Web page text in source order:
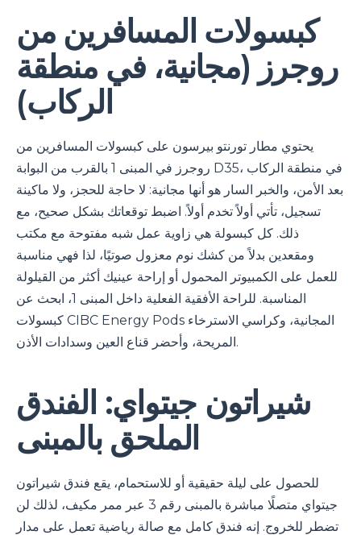
كبسولات المسافرين من
روجرز (مجانية، في منطقة
الركاب)
يحتوي مطار تورنتو بيرسون على كبسولات المسافرين من
روجرز في المبنى 1 بالقرب من البوابة D35، في منطقة الركاب
بعد الأمن، والخبر السار هو أنها مجانية: لا حاجة للحجز، ولا ماكينة
تسجيل، تأتي أولاً تخدم أولاً. اضبط توقعاتك بشكل صحيح، مع
ذلك. كل كبسولة هي زاوية عمل شبه مفتوحة مع مكتب
ومقعدين بدلاً من كشك نوم معزول صوتيًا، لذا فهي مناسبة
للعمل على الكمبيوتر المحمول أو إراحة عينيك أكثر من القيلولة
المناسبة. للراحة الأفقية الفعلية داخل المبنى 1، ابحث عن
كبسولات CIBC Energy Pods المجانية، وكراسي الاسترخاء
المريحة، وأحضر قناع العين وسدادات الأذن.
شيراتون جيتواي: الفندق
الملحق بالمبنى
للحصول على ليلة حقيقية أو للاستحمام، يقع فندق شيراتون
جيتواي متصلًا مباشرة بالمبنى رقم 3 عبر ممر مكيف، لذلك لن
تضطر للخروج. إنه فندق كامل مع صالة رياضية تعمل على مدار